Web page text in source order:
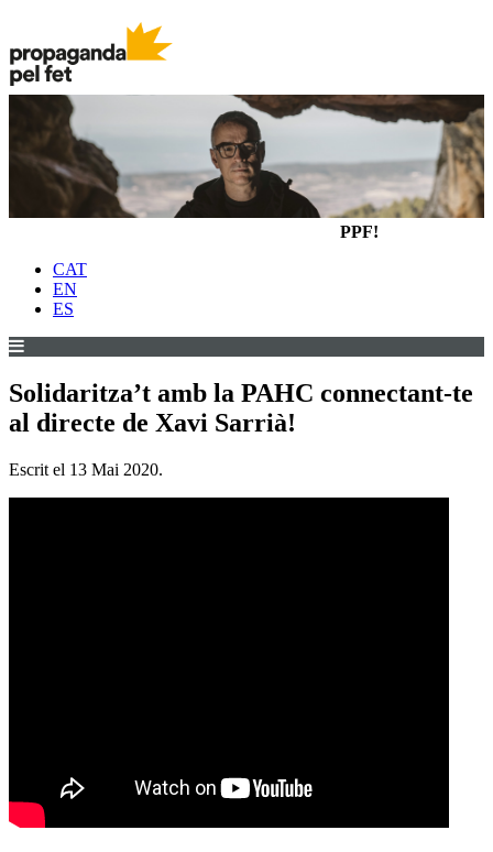
PPF!
CAT
EN
ES
Solidaritza’t amb la PAHC connectant-te
al directe de Xavi Sarrià!
Escrit el 13 Mai 2020.